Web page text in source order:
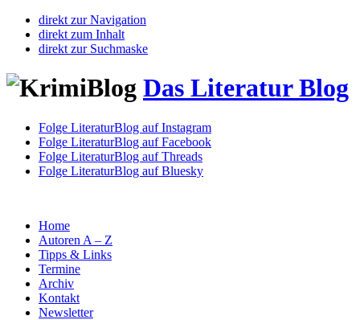
direkt zur Navigation
direkt zum Inhalt
direkt zur Suchmaske
Das Literatur Blog
Folge LiteraturBlog auf Instagram
Folge LiteraturBlog auf Facebook
Folge LiteraturBlog auf Threads
Folge LiteraturBlog auf Bluesky
Home
Autoren A – Z
Tipps & Links
Termine
Archiv
Kontakt
Newsletter